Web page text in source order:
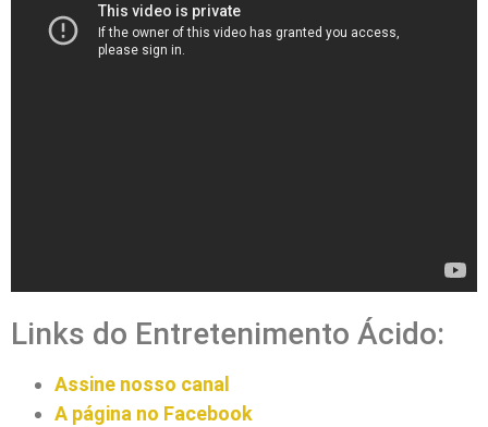
Links do Entretenimento Ácido:
Assine nosso canal
A página no Facebook